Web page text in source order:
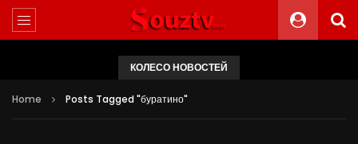
КОЛЕСО НОВОСТЕЙ
Home Posts Tagged "буратино"